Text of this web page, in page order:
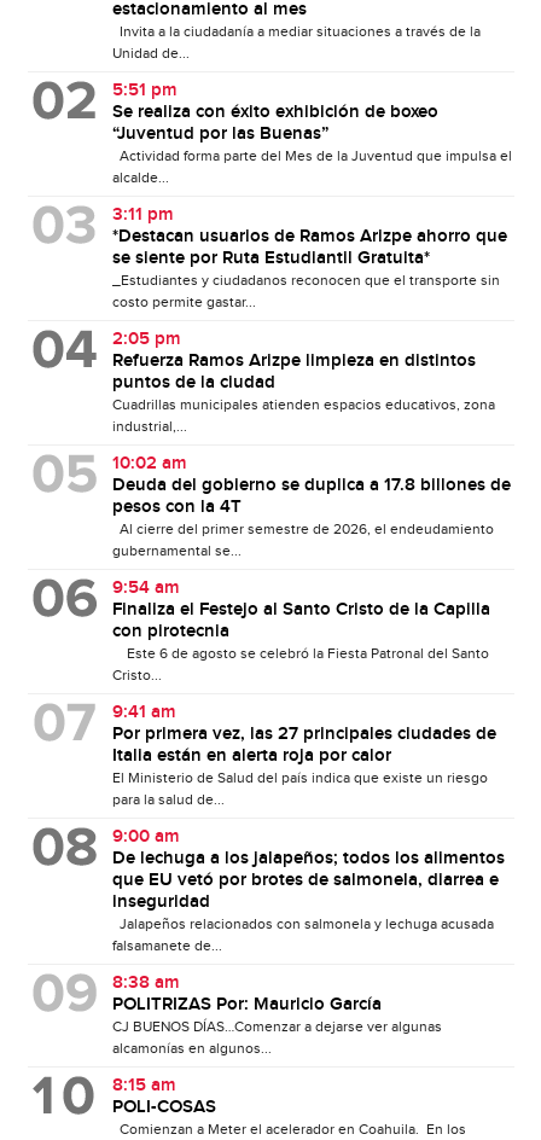
estacionamiento al mes
Invita a la ciudadanía a mediar situaciones a través de la
Unidad de...
5:51 pm
Se realiza con éxito exhibición de boxeo
“Juventud por las Buenas”
Actividad forma parte del Mes de la Juventud que impulsa el
alcalde...
3:11 pm
*Destacan usuarios de Ramos Arizpe ahorro que
se siente por Ruta Estudiantil Gratuita*
_Estudiantes y ciudadanos reconocen que el transporte sin
costo permite gastar...
2:05 pm
Refuerza Ramos Arizpe limpieza en distintos
puntos de la ciudad
Cuadrillas municipales atienden espacios educativos, zona
industrial,...
10:02 am
Deuda del gobierno se duplica a 17.8 billones de
pesos con la 4T
Al cierre del primer semestre de 2026, el endeudamiento
gubernamental se...
9:54 am
Finaliza el Festejo al Santo Cristo de la Capilla
con pirotecnia
Este 6 de agosto se celebró la Fiesta Patronal del Santo
Cristo...
9:41 am
Por primera vez, las 27 principales ciudades de
Italia están en alerta roja por calor
El Ministerio de Salud del país indica que existe un riesgo
para la salud de...
9:00 am
De lechuga a los jalapeños; todos los alimentos
que EU vetó por brotes de salmonela, diarrea e
inseguridad
Jalapeños relacionados con salmonela y lechuga acusada
falsamanete de...
8:38 am
POLITRIZAS Por: Mauricio García
CJ BUENOS DÍAS…Comenzar a dejarse ver algunas
alcamonías en algunos...
8:15 am
POLI-COSAS
Comienzan a Meter el acelerador en Coahuila. En los